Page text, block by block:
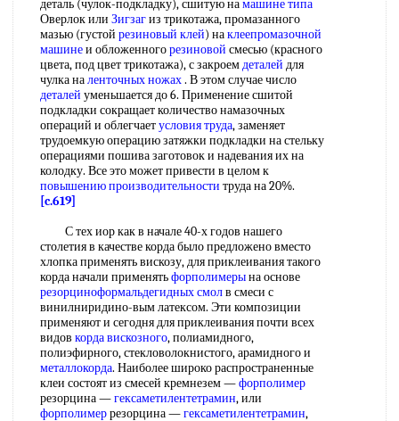
деталь (чулок-подкладку), сшитую намашине типа
Оверлок или Зигзагиз трикотажа, промазанного
мазью (густой резиновый клей) наклеепромазочной
машинеи обложенногорезиновой смесью (красного
цвета, под цвет трикотажа), с закроемдеталей для
чулка наленточных ножах. В этом случае число
деталей уменьшается до 6. Применение сшитой
подкладки сокращает количество намазочных
операций и облегчаетусловия труда, заменяет
трудоемкую операцию затяжки подкладки на стельку
операциями пошива заготовок и надевания их на
колодку. Все это может привести в целом к
повышению производительности труда на 20%.
[c.619]
С тех иор как в начале 40-х годов нашего
столетия в качестве корда было предложено вместо
хлопка применять вискозу, для приклеивания такого
корда начали применятьфорполимерына основе
резорциноформальдегидных смолв смеси с
винилниридино-вым латексом. Эти композиции
применяют и сегодня для приклеивания почти всех
видов корда вискозного, полиамидного,
полиэфирного, стекловолокнистого, арамидного и
металлокорда. Наиболее широко распространенные
клеи состоят из смесей кремнезем —форполимер
резорцина —гексаметилентетрамин, или
форполимеррезорцина —гексаметилентетрамин,